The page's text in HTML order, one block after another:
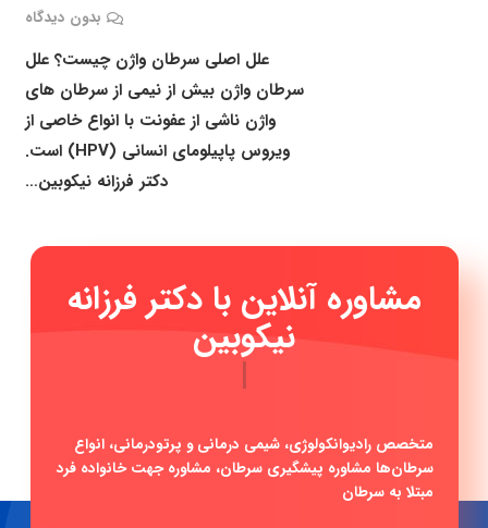
بدون دیدگاه
علل اصلی سرطان واژن چیست؟ علل
سرطان واژن بیش از نیمی از سرطان های
واژن ناشی از عفونت با انواع خاصی از
ویروس پاپیلومای انسانی (HPV) است.
دکتر فرزانه نیکوبین…
مشاوره آنلاین با دکتر فرزانه
نیکوبین
|
متخصص رادیوانکولوژی، شیمی درمانی و پرتودرمانی، انواع
سرطان‌ها مشاوره پیشگیری سرطان، مشاوره جهت خانواده فرد
مبتلا به سرطان